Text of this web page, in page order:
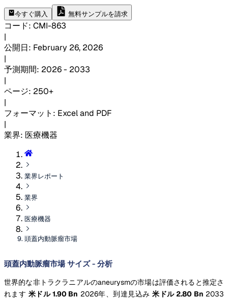
今すぐ購入 無料サンプルを請求
コード: CMI-863
|
公開日: February 26, 2026
|
予測期間: 2026 - 2033
|
ページ: 250+
|
フォーマット : Excel and PDF
|
業界: 医療機器
業界レポート
業界
医療機器
頭蓋内動脈瘤市場
頭蓋内動脈瘤市場 サイズ - 分析
世界的な非トラクラニアルのaneurysmの市場は評価されると推定さ
れます 米ドル 1.90 Bn 2026年、到達見込み米ドル 2.80 Bn 2033